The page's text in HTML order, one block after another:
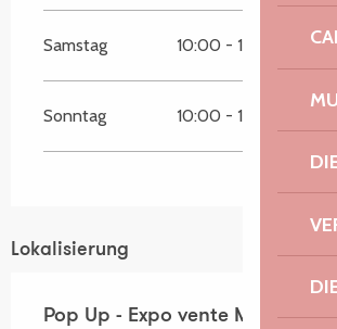
Samstag 10:00 - 19:00
Sonntag 10:00 - 19:00
Lokalisierung
Pop Up - Expo vente Mouche